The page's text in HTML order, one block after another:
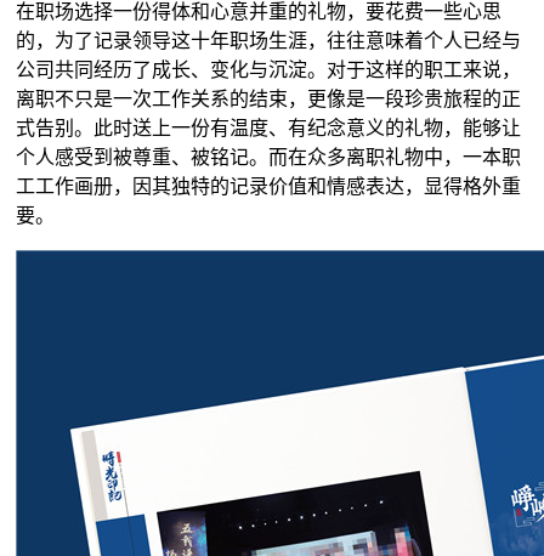
在职场选择一份得体和心意并重的礼物，要花费一些心思
的，为了记录领导这十年职场生涯，往往意味着个人已经与
公司共同经历了成长、变化与沉淀。对于这样的职工来说，
离职不只是一次工作关系的结束，更像是一段珍贵旅程的正
式告别。此时送上一份有温度、有纪念意义的礼物，能够让
个人感受到被尊重、被铭记。而在众多离职礼物中，一本职
工工作画册，因其独特的记录价值和情感表达，显得格外重
要。